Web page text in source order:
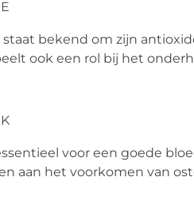
staat bekend om zijn
ook een rol bij het
voor een goede
aan het voorkomen van